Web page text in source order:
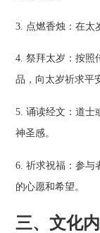
3. 点燃香烛：在太
4. 祭拜太岁：按照
品，向太岁祈求平
5. 诵读经文：道士
神圣感。
6. 祈求祝福：参与
的心愿和希望。
三、文化